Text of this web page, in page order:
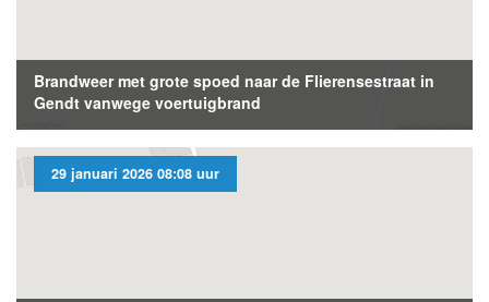
Brandweer met grote spoed naar de Flierensestraat in
Gendt vanwege voertuigbrand
29 januari 2026 08:08 uur